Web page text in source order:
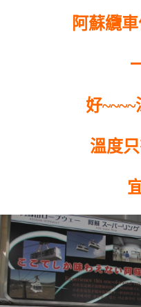
阿蘇纜
好
溫度